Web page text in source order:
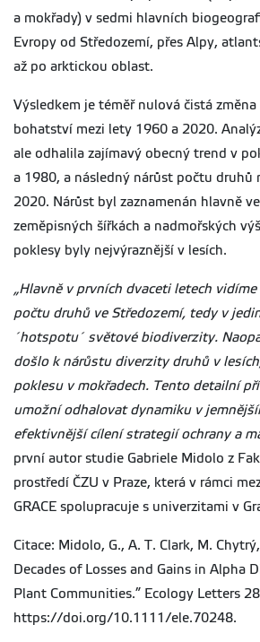
a mokřady) v sedmi hlavních
Evropy od Středozemí, přes Alpy,
až po arktickou oblast.
Výsledkem je téměř nulová čistá
bohatství mezi lety 1960 a 2020.
ale odhalila zajímavý obecný trend v
a 1980, a následný nárůst počtu druhů
2020. Nárůst byl zaznamenán hlavně
zeměpisných šířkách a nadmořských
poklesy byly nejvýraznější v lesích.
„Hlavně v prvních dvaceti letech
počtu druhů ve Středozemí, tedy v
´hotspotu´ světové biodiverzity.
došlo k nárůstu diverzity druhů v
poklesu v mokřadech. Tento detailní
umožní odhalovat dynamiku v
efektivnější cílení strategií ochrany a
první autor studie Gabriele Midolo z
prostředí ČZU v Praze, která v rámci
GRACE spolupracuje s univerzitami v
Citace: Midolo, G., A. T. Clark, M.
Decades of Losses and Gains in Alpha
Plant Communities.” Ecology Letters
https://doi.org/10.1111/ele.70248.